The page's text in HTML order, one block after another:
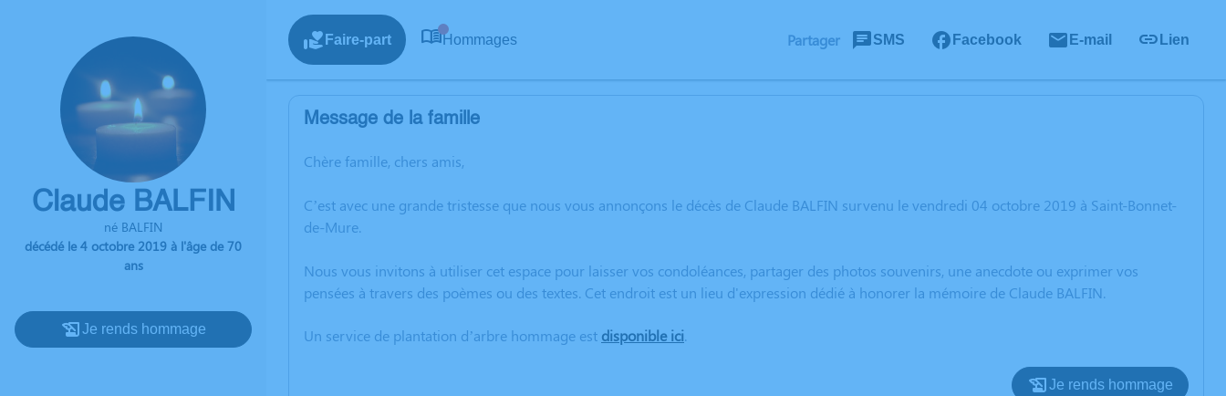
Claude BALFIN
né BALFIN
décédé le 4 octobre 2019 à l'âge de 70
ans
Je rends hommage
Faire-part Hommages Partager SMS Facebook E-mail Lien
Message de la famille
Chère famille, chers amis,
C’est avec une grande tristesse que nous vous annonçons le décès de Claude BALFIN survenu le vendredi 04 octobre 2019 à Saint-Bonnet-
de-Mure.
Nous vous invitons à utiliser cet espace pour laisser vos condoléances, partager des photos souvenirs, une anecdote ou exprimer vos
pensées à travers des poèmes ou des textes. Cet endroit est un lieu d'expression dédié à honorer la mémoire de Claude BALFIN.
Un service de plantation d’arbre hommage est disponible ici.
Je rends hommage